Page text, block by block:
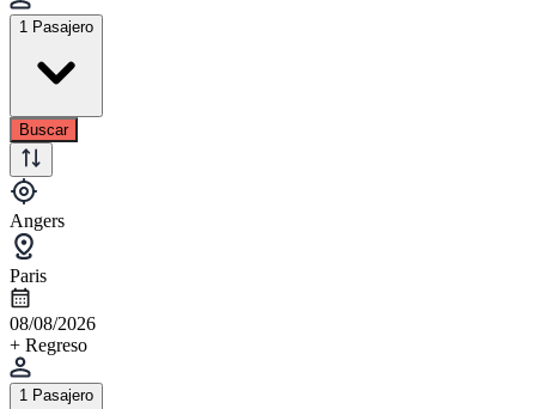
1 Pasajero
Buscar
Angers
Paris
08/08/2026
+ Regreso
1 Pasajero